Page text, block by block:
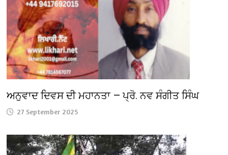
ਅਨੁਵਾਦ ਦਿਵਸ ਦੀ ਮਹਾਨਤਾ — ਪ੍ਰੋ. ਨਵ ਸੰਗੀਤ ਸਿੰਘ
27 September 2025